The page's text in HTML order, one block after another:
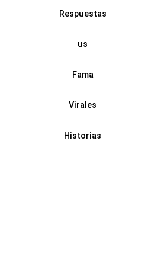
Respuestas
us
Fama
Virales
Historias